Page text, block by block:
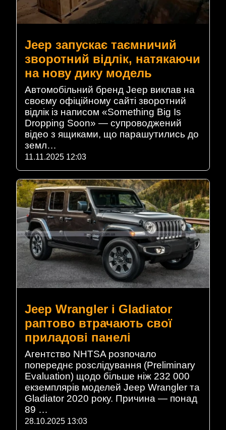
Jeep запускає таємничий
зворотний відлік, натякаючи
на нову дику модель
Автомобільний бренд Jeep виклав на
своєму офіційному сайті зворотний
відлік із написом «Something Big Is
Dropping Soon» — супроводжений
відео з ящиками, що парашутились до
земл…
11.11.2025 12:03
Jeep Wrangler і Gladiator
раптово втрачають свої
приладові панелі
Агентство NHTSA розпочало
попереднє розслідування (Preliminary
Evaluation) щодо більше ніж 232 000
екземплярів моделей Jeep Wrangler та
Gladiator 2020 року. Причина — понад
89 …
28.10.2025 13:03